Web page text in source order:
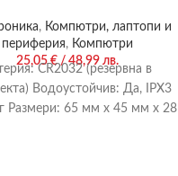
, Компютри, лаптопи и
периферия, Компютри
25,05€/ 48,99 лв.
CR2032 (резервна в
Водоустойчив: Да, IPX3
Размери: 65 мм х 45 мм х 28